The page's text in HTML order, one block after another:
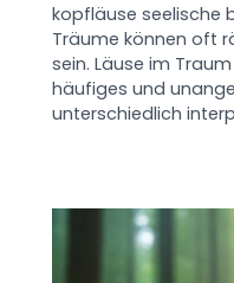
kopfläuse seelische
Träume können oft
sein. Läuse im
häufiges und
unterschiedlich